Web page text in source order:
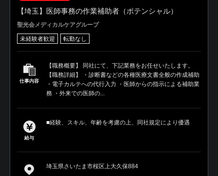
【埼玉】医師事務の作業補助者（ポテンシャル）
聖光会メディカルケアグループ
未経験者歓迎 転勤なし
仕事内容
【職務概要】 同社にて、下記業務をお任せいたします。
【職務詳細】 ・診断書などの各種医療文書全般の作成補助
・電子カルテへの代行入力 ・医師からの指示による補助業
務 ・外来での医師の...
給与
■経験、スキル、年齢を考慮の上、同社規定により優遇
埼玉県さいたま市桜区上大久保884